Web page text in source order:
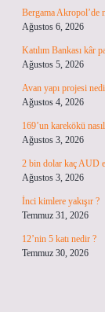
Bergama Akropol’de
Ağustos 6, 2026
Katılım Bankası kâr
Ağustos 5, 2026
Avan yapı projesi
Ağustos 4, 2026
169’un karekökü
Ağustos 3, 2026
2 bin dolar kaç AUD
Ağustos 3, 2026
İnci kimlere yakışır ?
Temmuz 31, 2026
12’nin 5 katı nedir ?
Temmuz 30, 2026